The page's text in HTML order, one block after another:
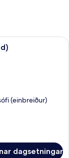
tvö rúm (with
(einbreiður)
dagsetningar